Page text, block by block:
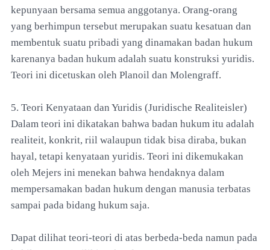
kepunyaan bersama semua anggotanya. Orang-orang
yang berhimpun tersebut merupakan suatu kesatuan dan
membentuk suatu pribadi yang dinamakan badan hukum
karenanya badan hukum adalah suatu konstruksi yuridis.
Teori ini dicetuskan oleh Planoil dan Molengraff.
5. Teori Kenyataan dan Yuridis (Juridische Realiteisler)
Dalam teori ini dikatakan bahwa badan hukum itu adalah
realiteit, konkrit, riil walaupun tidak bisa diraba, bukan
hayal, tetapi kenyataan yuridis. Teori ini dikemukakan
oleh Mejers ini menekan bahwa hendaknya dalam
mempersamakan badan hukum dengan manusia terbatas
sampai pada bidang hukum saja.
Dapat dilihat teori-teori di atas berbeda-beda namun pada